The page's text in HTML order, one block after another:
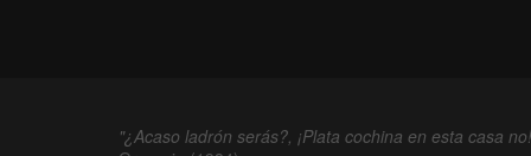
"¿Acaso ladrón serás?, ¡Plata cochina en esta casa